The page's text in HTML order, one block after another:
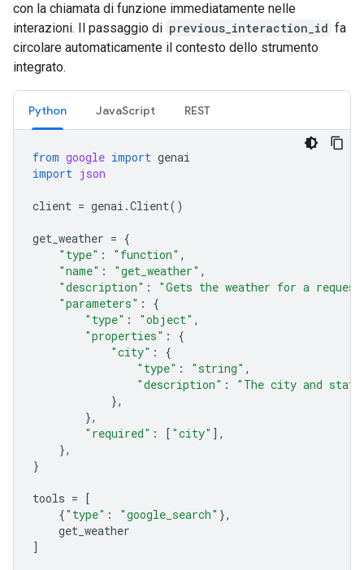
con la chiamata di funzione immediatamente nelle
interazioni. Il passaggio di previous_interaction_id fa
circolare automaticamente il contesto dello strumento
integrato.
Python JavaScript REST
from google import genai
import json
client = genai .Client()
get_weather = {
"type" : "function" ,
"name" : "get_weather" ,
"description" :
"Gets the weather for a
"parameters" :
{
"type" : "object" ,
"properties" :
{
"city" :
{
"type" : "string" ,
"description" :
"The city and
},
},
"required" : [ "city" ],
},
}
tools =
[
{"type" : "google_search" },
get_weather
]